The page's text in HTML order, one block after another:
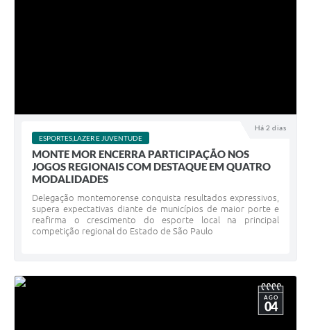
Há 2 dias
ESPORTES,LAZER E JUVENTUDE
MONTE MOR ENCERRA PARTICIPAÇÃO NOS
JOGOS REGIONAIS COM DESTAQUE EM QUATRO
MODALIDADES ​
Delegação montemorense conquista resultados expressivos,
supera expectativas diante de municípios de maior porte e
reafirma o crescimento do esporte local na principal
competição regional do Estado de São Paulo
AGO
04